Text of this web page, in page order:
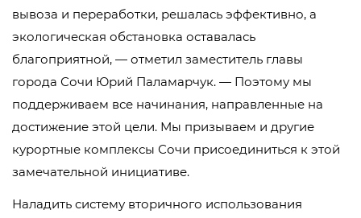
вывоза и переработки, решалась эффективно, а
экологическая обстановка оставалась
благоприятной, — отметил заместитель главы
города Сочи Юрий Паламарчук. — Поэтому мы
поддерживаем все начинания, направленные на
достижение этой цели. Мы призываем и другие
курортные комплексы Сочи присоединиться к этой
замечательной инициативе.
Наладить систему вторичного использования